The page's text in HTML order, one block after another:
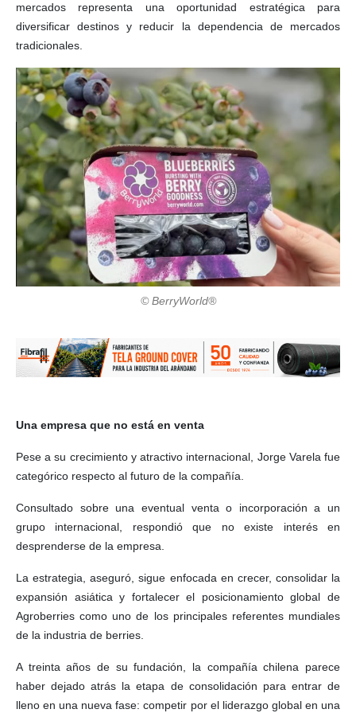
mercados representa una oportunidad estratégica para
diversificar destinos y reducir la dependencia de mercados
tradicionales.
© BerryWorld®
Una empresa que no está en venta
Pese a su crecimiento y atractivo internacional, Jorge Varela fue
categórico respecto al futuro de la compañía.
Consultado sobre una eventual venta o incorporación a un
grupo internacional, respondió que no existe interés en
desprenderse de la empresa.
La estrategia, aseguró, sigue enfocada en crecer, consolidar la
expansión asiática y fortalecer el posicionamiento global de
Agroberries como uno de los principales referentes mundiales
de la industria de berries.
A treinta años de su fundación, la compañía chilena parece
haber dejado atrás la etapa de consolidación para entrar de
lleno en una nueva fase: competir por el liderazgo global en una